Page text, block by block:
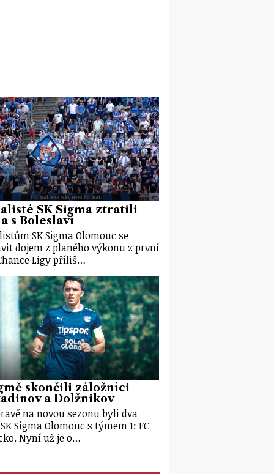
SK Sigma ztratili
s Boleslaví
SK Sigma Olomouc se
dojem z planého výkonu z první
Ligy příliš…
skončili záložníci
a Dolžnikov
na novou sezonu byli dva
Sigma Olomouc s týmem 1: FC
Nyní už je o…